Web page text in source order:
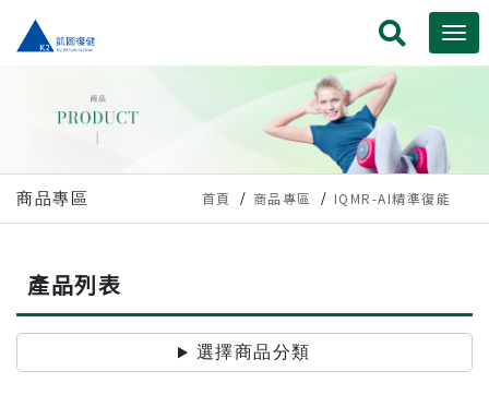
商品專區 首頁 商品專區 IQMR-AI精準復能
產品列表
選擇商品分類